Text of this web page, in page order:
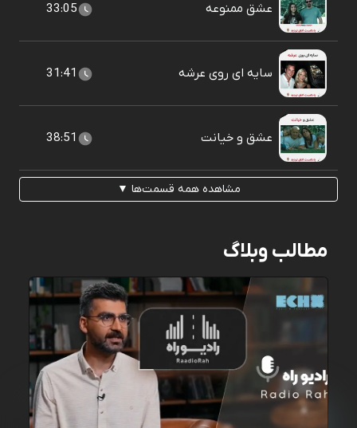
عشق ممنوعه 33:05
سایه ای روی عرشه 31:41
عشق و خیانت 38:51
مشاهده همه قسمت‌ها ▼
مطالب وبلاگ